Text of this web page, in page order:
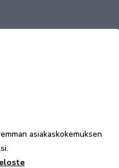
asiakaskokemuksen